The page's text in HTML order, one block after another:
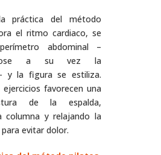
práctica del método
el ritmo cardiaco, se
abdominal –
a su vez la
y la figura se estiliza.
favorecen una
de la espalda,
columna y relajando la
evitar dolor.